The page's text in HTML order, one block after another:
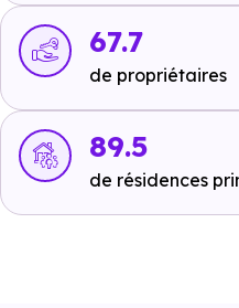
Supermarché :non
Supérette :non
Santé :
67.7
de propriétaires
89.5
de résidences